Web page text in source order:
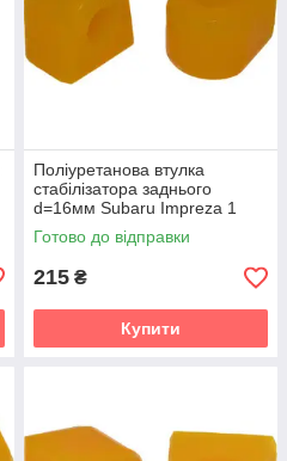
Поліуретанова втулка
стабілізатора заднього
d=16мм Subaru Impreza 1
gen. (GC) Седан (1992-2000)
v19
Готово до відправки
215 ₴
Купити